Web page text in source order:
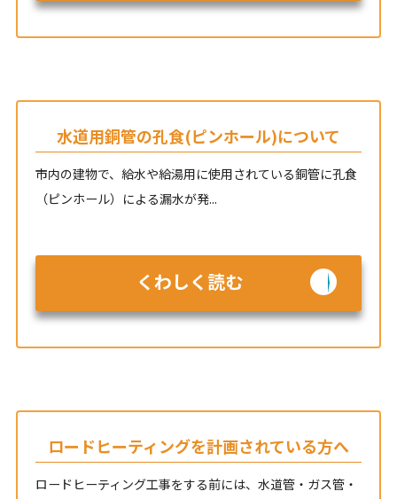
水道用銅管の孔食(ピンホール)について
市内の建物で、給水や給湯用に使用されている銅管に孔食
（ピンホール）による漏水が発...
くわしく読む
ロードヒーティングを計画されている方へ
ロードヒーティング工事をする前には、水道管・ガス管・